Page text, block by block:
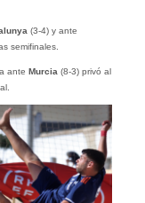
(3-4) y ante
semifinales.
ante Murcia(8-3) privó al